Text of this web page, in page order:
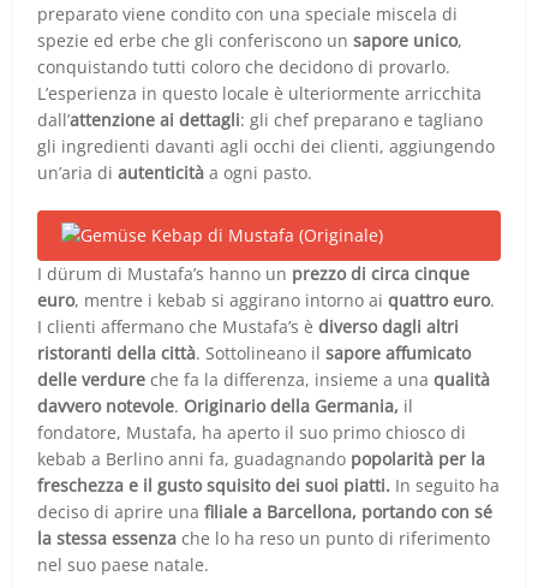
preparato viene condito con una speciale miscela di
spezie ed erbe che gli conferiscono unsapore unico,
conquistando tutti coloro che decidono di provarlo.
L’esperienza in questo locale è ulteriormente arricchita
dall’attenzione ai dettagli: gli chef preparano e tagliano
gli ingredienti davanti agli occhi dei clienti, aggiungendo
un’aria diautenticità a ogni pasto.
I dürum di Mustafa’s hanno un prezzo di circa cinque
euro, mentre i kebab si aggirano intorno aiquattro euro.
I clienti affermano che Mustafa’s èdiverso dagli altri
ristoranti della città. Sottolineano ilsapore affumicato
delle verdure che fa la differenza, insieme a unaqualità
davvero notevole. Originario della Germania, il
fondatore, Mustafa, ha aperto il suo primo chiosco di
kebab a Berlino anni fa, guadagnando popolarità per la
freschezza e il gusto squisito dei suoi piatti. In seguito ha
deciso di aprire unafiliale a Barcellona, portando con sé
la stessa essenza che lo ha reso un punto di riferimento
nel suo paese natale.